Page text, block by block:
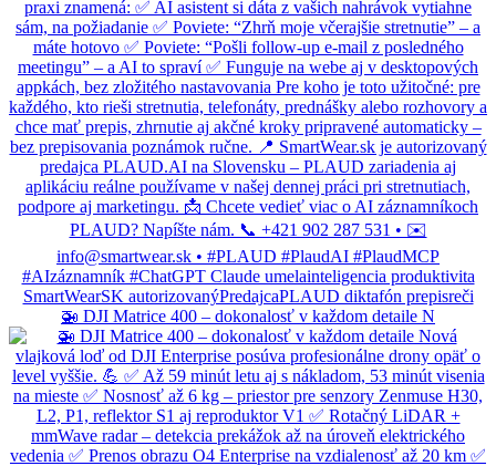
🚁 DJI Matrice 400 – dokonalosť v každom detaile N